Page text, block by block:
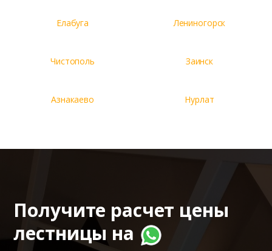
Елабуга Лениногорск
Чистополь Заинск
Азнакаево Нурлат
Получите расчет цены
лестницы на